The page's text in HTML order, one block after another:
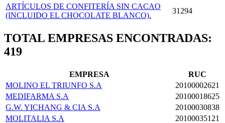
ARTÍCULOS DE CONFITERÍA SIN CACAO
(INCLUIDO EL CHOCOLATE BLANCO).
31294
TOTAL EMPRESAS ENCONTRADAS:
419
EMPRESA
RUC
MOLINO EL TRIUNFO S.A
20100002621
MEDIFARMA S.A
20100018625
G.W. YICHANG & CIA S.A
20100030838
MOLITALIA S.A
20100035121